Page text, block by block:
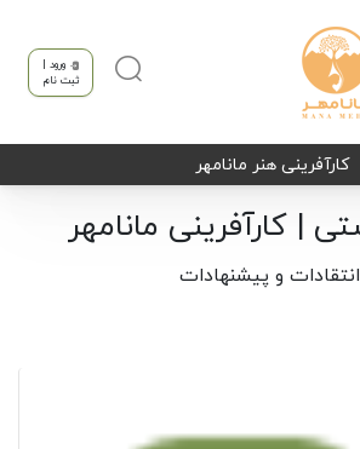
ورود |
ثبت نام
کارآفرینی هنر مانامهر
| کارآفرینی مانامهر
انتقادات و پیشنهادات